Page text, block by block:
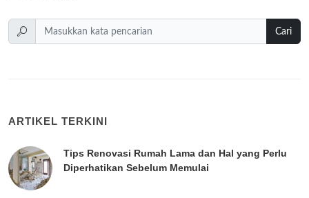
Cari
ARTIKEL TERKINI
Tips Renovasi Rumah Lama dan Hal yang Perlu
Diperhatikan Sebelum Memulai